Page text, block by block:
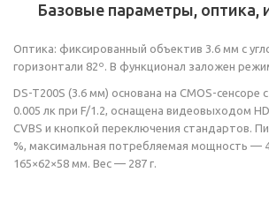
Базовые параметры, оптика,
Оптика: фиксированный объектив 3.6 мм с
горизонтали 82º. В функционал заложен
DS-T200S (3.6 мм) основана на CMOS-сенсоре
0.005 лк при F/1.2, оснащена видеовыходом
CVBS и кнопкой переключения стандартов.
%, максимальная потребляемая мощность —
165×62×58 мм. Вес — 287 г.